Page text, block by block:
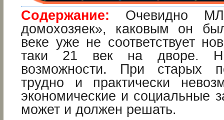
Содержание: Очевидно
домохозяек», каковым он
веке уже не соответствует
таки 21 век на дворе.
возможности. При старых
трудно и практически
экономические и социальные
может и должен решать.